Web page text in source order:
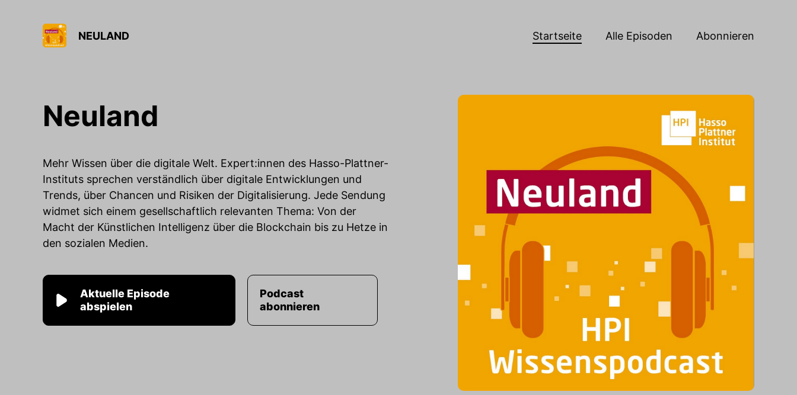
NEULAND Startseite Alle Episoden Abonnieren
Neuland
Mehr Wissen über die digitale Welt. Expert:innen des Hasso-Plattner-
Instituts sprechen verständlich über digitale Entwicklungen und
Trends, über Chancen und Risiken der Digitalisierung. Jede Sendung
widmet sich einem gesellschaftlich relevanten Thema: Von der
Macht der Künstlichen Intelligenz über die Blockchain bis zu Hetze in
den sozialen Medien.
Aktuelle Episode
abspielen
Podcast
abonnieren